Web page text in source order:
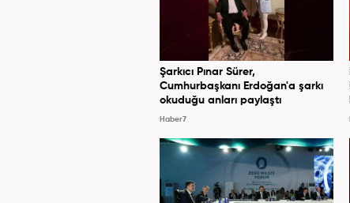
Şarkıcı Pınar Sürer,
Cumhurbaşkanı Erdoğan'a şarkı
okuduğu anları paylaştı
Haber7